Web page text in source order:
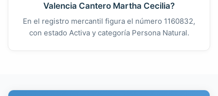
Valencia Cantero Martha Cecilia?
En el registro mercantil figura el número 1160832,
con estado Activa y categoría Persona Natural.